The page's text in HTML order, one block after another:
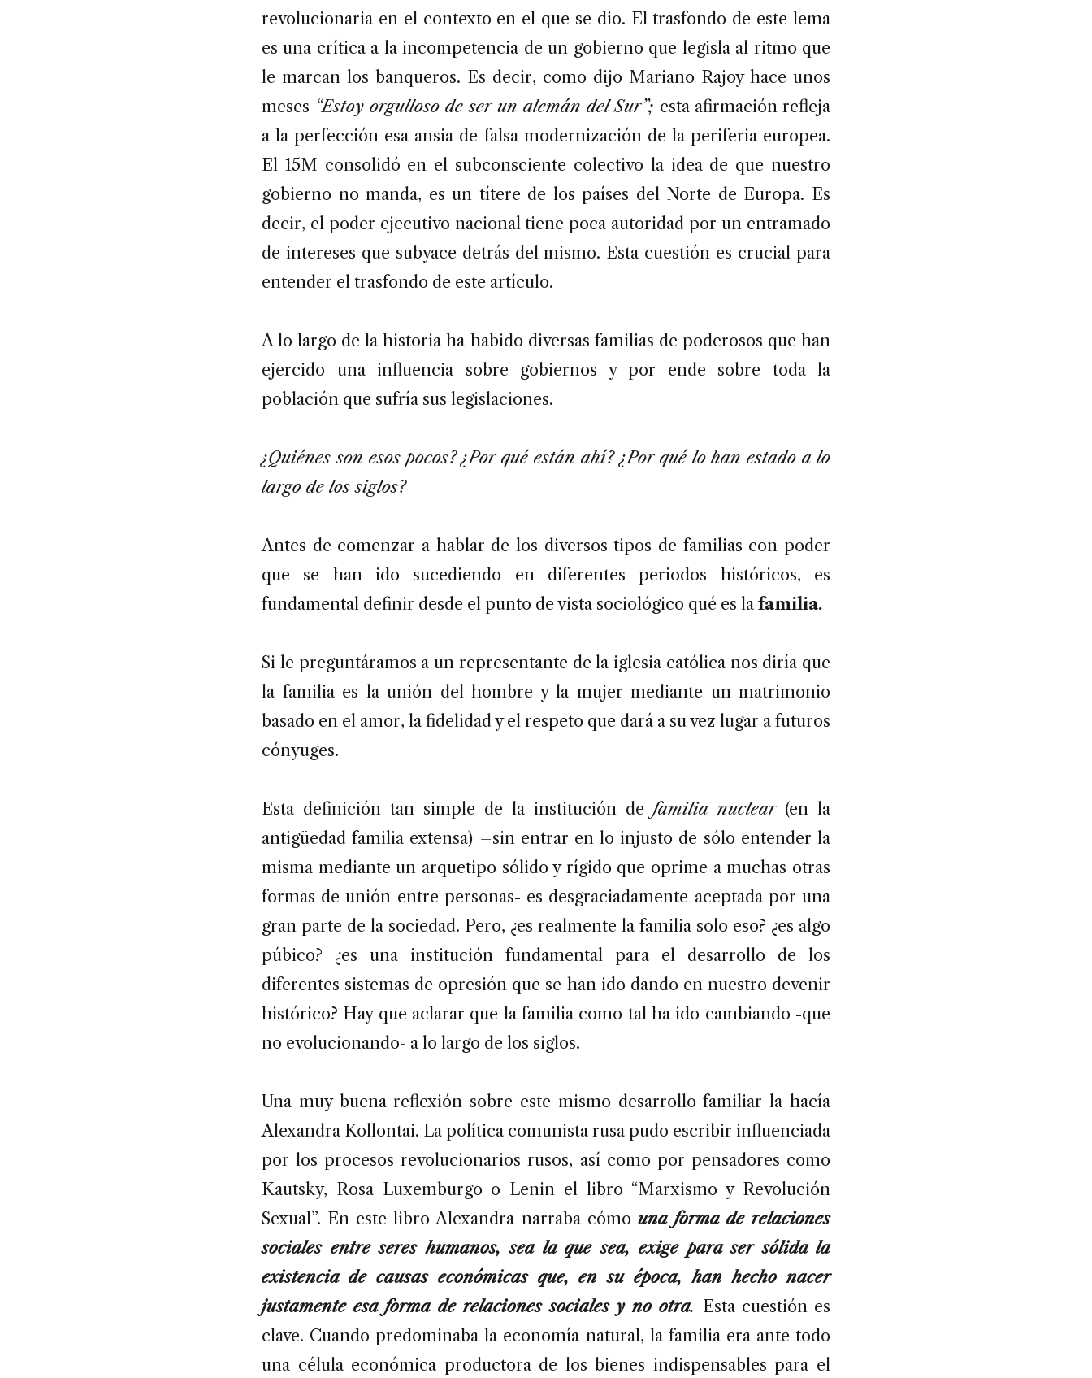
revolucionaria en el contexto en el que se dio. El trasfondo de este lema
es una crítica a la incompetencia de un gobierno que legisla al ritmo que
le marcan los banqueros. Es decir, como dijo Mariano Rajoy hace unos
meses “Estoy orgulloso de ser un alemán del Sur”; esta afirmación refleja
a la perfección esa ansia de falsa modernización de la periferia europea.
El 15M consolidó en el subconsciente colectivo la idea de que nuestro
gobierno no manda, es un títere de los países del Norte de Europa. Es
decir, el poder ejecutivo nacional tiene poca autoridad por un entramado
de intereses que subyace detrás del mismo. Esta cuestión es crucial para
entender el trasfondo de este artículo.
A lo largo de la historia ha habido diversas familias de poderosos que han
ejercido una influencia sobre gobiernos y por ende sobre toda la
población que sufría sus legislaciones.
¿Quiénes son esos pocos? ¿Por qué están ahí? ¿Por qué lo han estado a lo
largo de los siglos?
Antes de comenzar a hablar de los diversos tipos de familias con poder
que se han ido sucediendo en diferentes periodos históricos, es
fundamental definir desde el punto de vista sociológico qué es la familia.
Si le preguntáramos a un representante de la iglesia católica nos diría que
la familia es la unión del hombre y la mujer mediante un matrimonio
basado en el amor, la fidelidad y el respeto que dará a su vez lugar a futuros
cónyuges.
Esta definición tan simple de la institución de familia nuclear(en la
antigüedad familia extensa) –sin entrar en lo injusto de sólo entender la
misma mediante un arquetipo sólido y rígido que oprime a muchas otras
formas de unión entre personas- es desgraciadamente aceptada por una
gran parte de la sociedad. Pero, ¿es realmente la familia solo eso? ¿es algo
púbico? ¿es una institución fundamental para el desarrollo de los
diferentes sistemas de opresión que se han ido dando en nuestro devenir
histórico? Hay que aclarar que la familia como tal ha ido cambiando -que
no evolucionando- a lo largo de los siglos.
Una muy buena reflexión sobre este mismo desarrollo familiar la hacía
Alexandra Kollontai. La política comunista rusa pudo escribir influenciada
por los procesos revolucionarios rusos, así como por pensadores como
Kautsky, Rosa Luxemburgo o Lenin el libro “Marxismo y Revolución
Sexual”. En este libro Alexandra narraba cómo una forma de relaciones
sociales entre seres humanos, sea la que sea, exige para ser sólida la
existencia de causas económicas que, en su época, han hecho nacer
justamente esa forma de relaciones sociales y no otra. Esta cuestión es
clave. Cuando predominaba la economía natural, la familia era ante todo
una célula económica productora de los bienes indispensables para el